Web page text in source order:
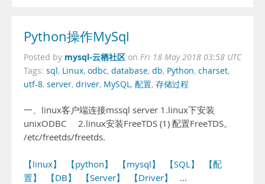
Python操作MySql
Posted by mysql-云栖社区 on Fri 18 May 2018 03:58 UTC
Tags: sql, Linux, odbc, database, db, Python, charset,
utf-8, server, driver, MySQL, 配置, 存储过程
一、linux客户端连接mssql server 1.linux下安装
unixODBC 2.linux安装FreeTDS (1) 配置FreeTDS。
/etc/freetds/freetds.
【linux】 【python】 【mysql】 【SQL】
【配
置】
【DB】 【Server】 【Driver】
…